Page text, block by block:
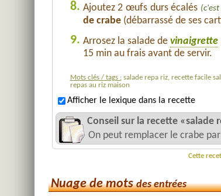
8. Ajoutez 2 œufs durs écalés
de crabe(débarrassé de ses
9. Arrosez la salade devinaigrette
15 min au frais avant de servir.
Mots clés / tags : salade repa riz, recette facile
repas au riz maison
Afficher le lexique dans la recette
Conseil sur la recette «salade
On peut remplacer le crabe
Cette
Nuage de motsdes entrées